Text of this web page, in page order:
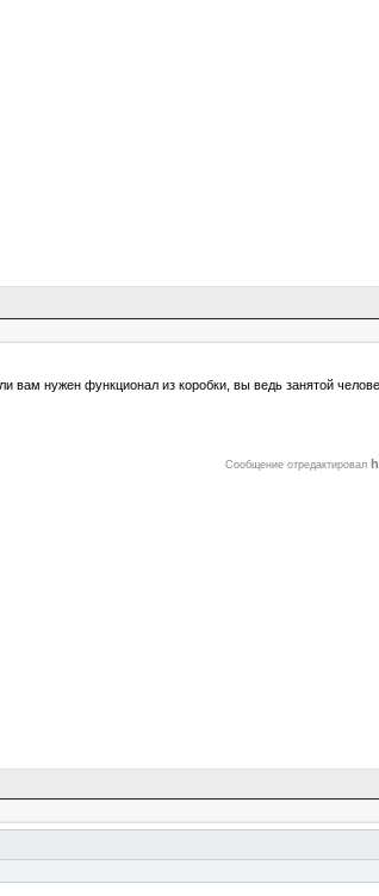
вам нужен функционал из коробки, вы ведь занятой
Сообщение отредактировал